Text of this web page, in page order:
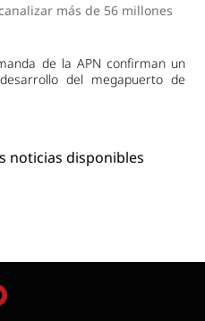
más de 56 millones
de la APN confirman un
del megapuerto de
noticias disponibles